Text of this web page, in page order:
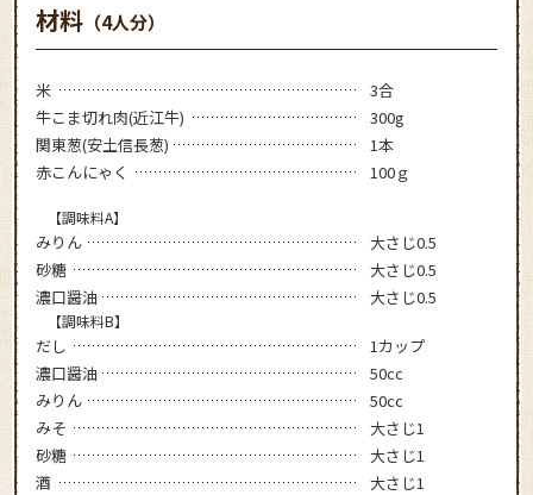
材料 （4人分）
米
3合
牛こま切れ肉(近江牛)
300g
関東葱(安土信長葱)
1本
赤こんにゃく
100ｇ
【調味料A】
みりん
大さじ0.5
砂糖
大さじ0.5
濃口醤油
大さじ0.5
【調味料B】
だし
1カップ
濃口醤油
50cc
みりん
50cc
みそ
大さじ1
砂糖
大さじ1
酒
大さじ1